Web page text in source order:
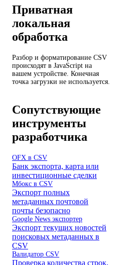
Приватная
локальная
обработка
Разбор и форматирование CSV
происходят в JavaScript на
вашем устройстве. Конечная
точка загрузки не используется.
Сопутствующие
инструменты
разработчика
OFX в CSV
Банк экспорта, карта или
инвестиционные сделки
Мбокс в CSV
Экспорт полных
метаданных почтовой
почты безопасно
Google News экспортер
Экспорт текущих новостей
поисковых метаданных в
CSV
Валидатор CSV
Проверка количества строк,